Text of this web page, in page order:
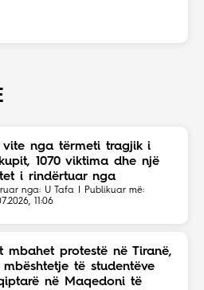
vite nga tërmeti tragjik i
1070 viktima dhe një
i rindërtuar nga
botëror
nga: U Tafa | Publikuar më:
11:06
mbahet protestë në Tiranë,
mbështetje të studentëve
në Maqedoni të